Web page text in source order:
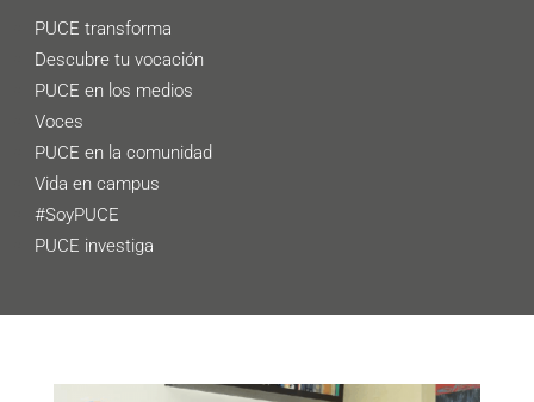
PUCE transforma
Descubre tu vocación
PUCE en los medios
Voces
PUCE en la comunidad
Vida en campus
#SoyPUCE
PUCE investiga